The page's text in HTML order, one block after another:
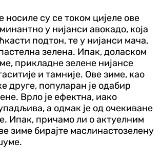
носиле су се током цијеле ове
у нијанси авокадо, која
подтон, те у нијанси мача,
пастелна зелена. Ипак, доласком
прикладне зелене нијансе
и тамније. Ове зиме, као
друге, популаран је одабир
Врло је ефектна, иако
а одмак је од очекиване
Ипак, причамо ли о актуелним
зиме бирајте маслинастозелену